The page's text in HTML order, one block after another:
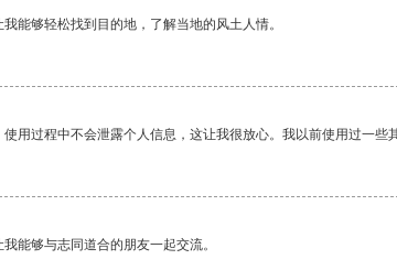
能够轻松找到目的地，了解当地的风土人情。
用过程中不会泄露个人信息，这让我很放心。我以前使用过一些
能够与志同道合的朋友一起交流。